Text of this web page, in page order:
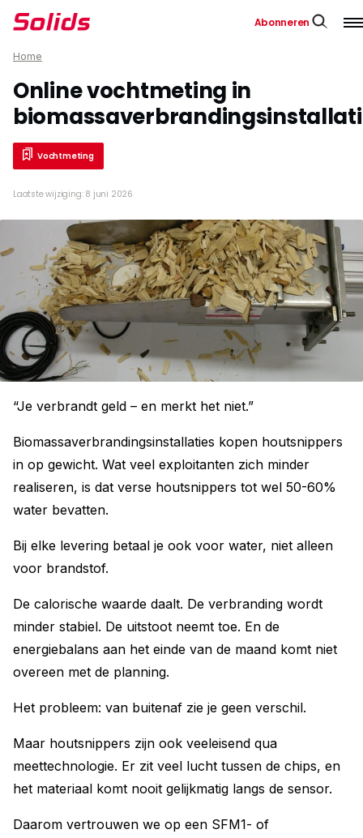
Abonneren
Home
Online vochtmeting in
Vochtmeting
Laatste wijziging: 8 juni 2026
“Je verbrandt geld – en merkt het niet.”
Biomassaverbrandingsinstallaties kopen houtsnippers
in op gewicht. Wat veel exploitanten zich minder
realiseren, is dat verse houtsnippers tot wel 50-60%
water bevatten.
Bij elke levering betaal je ook voor water, niet alleen
voor brandstof.
De calorische waarde daalt. De verbranding wordt
minder stabiel. De uitstoot neemt toe. En de
energiebalans aan het einde van de maand komt niet
overeen met de planning.
Het probleem: van buitenaf zie je geen verschil.
Maar houtsnippers zijn ook veeleisend qua
meettechnologie. Er zit veel lucht tussen de chips, en
het materiaal komt nooit gelijkmatig langs de sensor.
Daarom vertrouwen we op een SFM1- of